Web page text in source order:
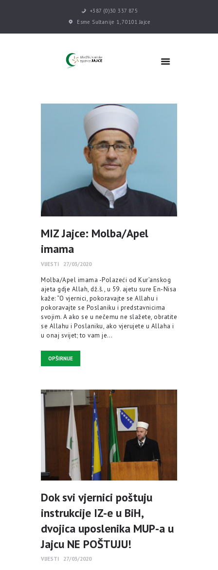
+387 (0)30 337 875
Esme Sultanije 1, 70101 Jajce
POČETNA
DŽEMATI
MEKTEB
ASOCIJACIJE
USLUGE
MULTIMEDIJA
KONTAKT
DONACIJE
MIZ Jajce: Molba/Apel
imama
VIJESTI 27/03/2020
Molba/Apel imama -Polazeći od Kur’anskog
ajeta gdje Allah, dž.š., u 59. ajetu sure En-Nisa
kaže: “O vjernici, pokoravajte se Allahu i
pokoravajte se Poslaniku i predstavnicima
svojim. A ako se u nečemu ne slažete, obratite
se Allahu i Poslaniku, ako vjerujete u Allaha i
u onaj svijet; to vam je…
OPŠIRNIJE
Dok svi vjernici poštuju
instrukcije IZ-e u BiH,
dvojica uposlenika MUP-a u
Jajcu NE POŠTUJU!
VIJESTI 27/03/2020